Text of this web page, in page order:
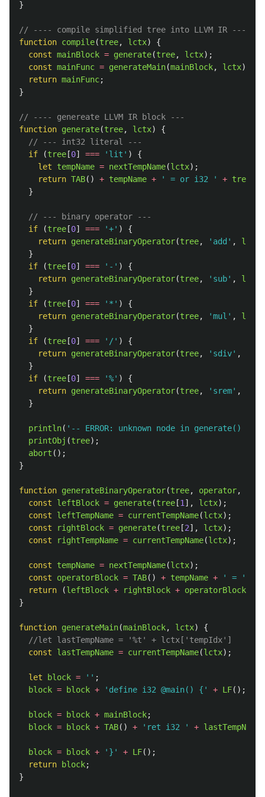
}
// ---- compile simplified tree into LLVM IR ---
function compile(tree, lctx)
{
const mainBlock = generate(tree, lctx);
const mainFunc = generateMain(mainBlock, lctx);
return mainFunc;
}
// ---- genereate LLVM IR block ---
function generate(tree, lctx)
{
// --- int32 literal ---
if
(tree [0] === ' lit ' )
{
let
tempName = nextTempName(lctx);
return TAB() + tempName + ' = or i32 ' + tree
}
// --- binary operator ---
if
(tree [0] === '+' )
{
return generateBinaryOperator(tree, ' add ' , lctx
}
if
(tree [0] === ' - ' )
{
return generateBinaryOperator(tree, ' sub' , lctx
}
if
(tree [0] === ' * ' )
{
return generateBinaryOperator(tree, 'mul ' , lctx
}
if
(tree [0] === ' /' )
{
return generateBinaryOperator(tree, ' sdiv' ,
}
if
(tree [0] === '%' )
{
return generateBinaryOperator(tree, ' srem' ,
}
println( ' -- ERROR: unknown node in generate() ---
printObj (tree);
abort ();
}
function generateBinaryOperator(tree, operator,
const
leftBlock = generate(tree [1 ], lctx);
const
leftTempName = currentTempName(lctx);
const
rightBlock = generate(tree [2], lctx);
const
rightTempName = currentTempName(lctx);
const tempName = nextTempName(lctx);
const
operatorBlock = TAB() + tempName + ' = '
return
(leftBlock + rightBlock + operatorBlock
}
function generateMain(mainBlock, lctx)
{
//let lastTempName = '%t' + lctx['tempIdx']
const
lastTempName = currentTempName(lctx);
let block = '' ;
block = block + ' define i32 @main() { ' + LF();
block = block + mainBlock;
block = block + TAB() + ' ret i32 ' + lastTempName
block = block + ' } ' + LF();
return
block;
}